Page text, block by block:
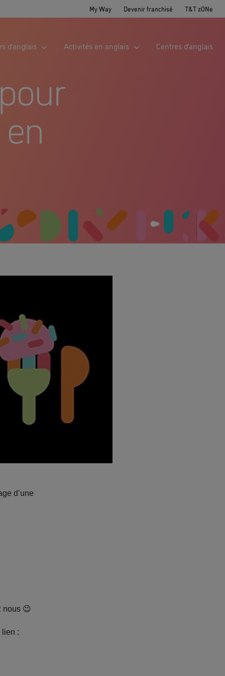
My Way Devenir franchisé T&T zONe
d’anglais Activités en anglais Centres d’anglais
d’une
nous 😉
lien :